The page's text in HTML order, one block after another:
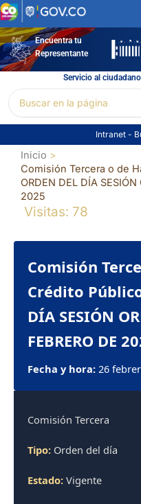
Ir
al
contenidoEncuentra tu
Representante
Servicio al ciudadano
por:
Intranet -
Inicio
Comisión Tercera o de
ORDEN DEL DÍA
2025
Visitas: 78
Comisión
Crédito Público
DÍA SESIÓN
FEBRERO DE
Fecha y hora: 26
Comisión Tercera
Tipo: Orden del día
Estado: Vigente